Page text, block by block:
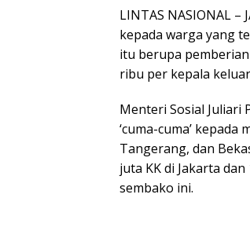
LINTAS NASIONAL –
kepada warga yang
itu berupa
ribu per kepala
Menteri Sosial Juliari
‘cuma-cuma’
Tangerang, dan
juta KK di Jakarta
sembako ini.